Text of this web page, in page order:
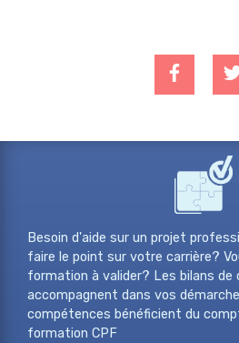
Besoin d'aide sur un projet
faire le point sur votre carrière?
formation à valider? Les bilans de
accompagnent dans vos
compétences bénéficient du
formation CPF